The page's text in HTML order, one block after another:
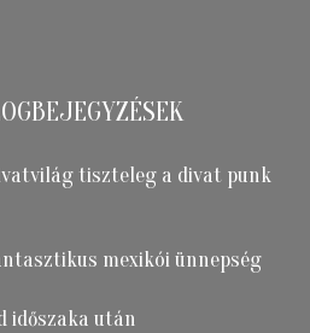
tiszteleg a divat punk
mexikói ünnepség
időszaka után